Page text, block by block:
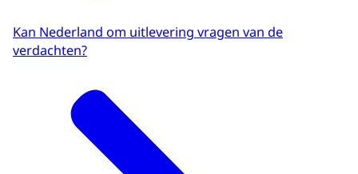
Kan Nederland om uitlevering vragen van de
verdachten?